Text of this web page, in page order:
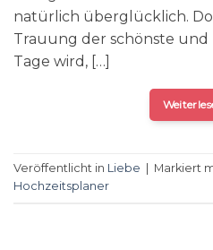
natürlich überglücklich.
Trauung der schönste und
Tage wird, […]
Veröffentlicht in Liebe Markiert
Hochzeitsplaner